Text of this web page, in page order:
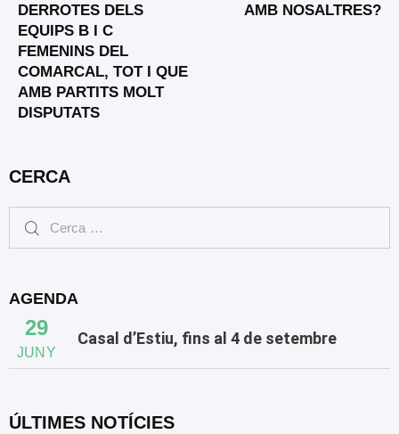
DERROTES DELS
EQUIPS B I C
FEMENINS DEL
COMARCAL, TOT I QUE
AMB PARTITS MOLT
DISPUTATS
AMB NOSALTRES?
CERCA
AGENDA
29
JUNY
Casal d’Estiu, fins al 4 de setembre
ÚLTIMES NOTÍCIES